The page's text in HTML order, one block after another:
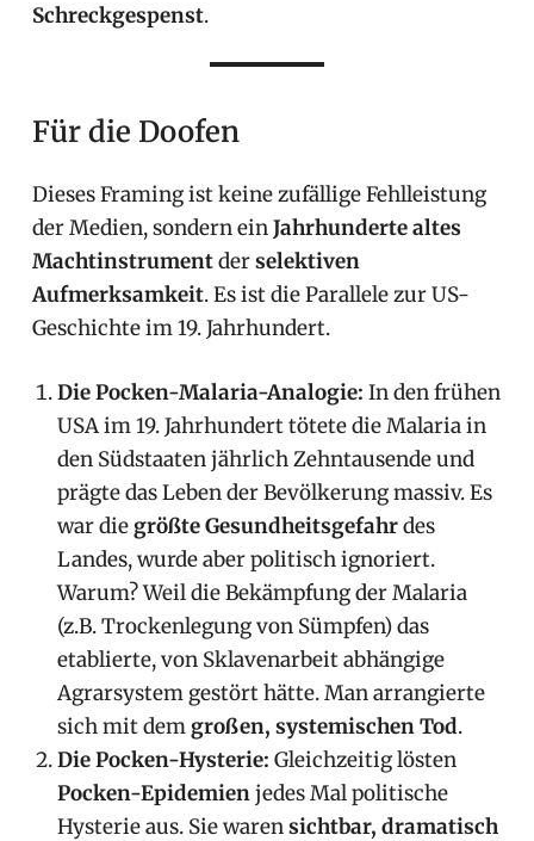
Schreckgespenst.
Für die Doofen
Dieses Framing ist keine zufällige Fehlleistung
der Medien, sondern einJahrhunderte altes
Machtinstrumentderselektiven
Aufmerksamkeit. Es ist die Parallele zur US-
Geschichte im 19. Jahrhundert.
Die Pocken-Malaria-Analogie: In den frühen
USA im 19. Jahrhundert tötete die Malaria in
den Südstaaten jährlich Zehntausende und
prägte das Leben der Bevölkerung massiv. Es
war diegrößte Gesundheitsgefahrdes
Landes, wurde aber politisch ignoriert.
Warum? Weil die Bekämpfung der Malaria
(z.B. Trockenlegung von Sümpfen) das
etablierte, von Sklavenarbeit abhängige
Agrarsystem gestört hätte. Man arrangierte
sich mit demgroßen, systemischen Tod.
Die Pocken-Hysterie: Gleichzeitig lösten
Pocken-Epidemienjedes Mal politische
Hysterie aus. Sie warensichtbar, dramatisch